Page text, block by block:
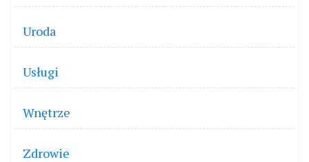
Uroda
Usługi
Wnętrze
Zdrowie